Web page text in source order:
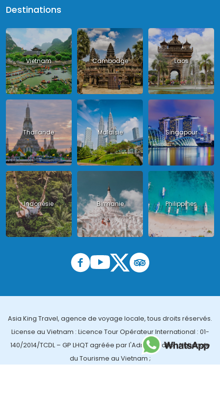
Destinations
Vietnam Cambodge Laos
Thailande Malaisie Singapour
Indonésie Birmanie Philippines
Asia King Travel, agence de voyage locale, tous droits réservés.
License au Vietnam : Licence Tour Opérateur International : 01-
140/2014/TCDL – GP LHQT agréée par l'Administration Nationale
du Tourisme au Vietnam ;